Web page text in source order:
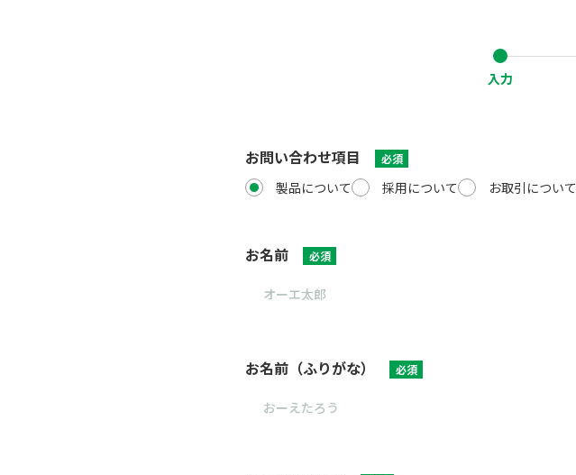
入力
お問い合わせ項目 必須
製品について 採用について お取引について
お名前 必須
お名前（ふりがな） 必須